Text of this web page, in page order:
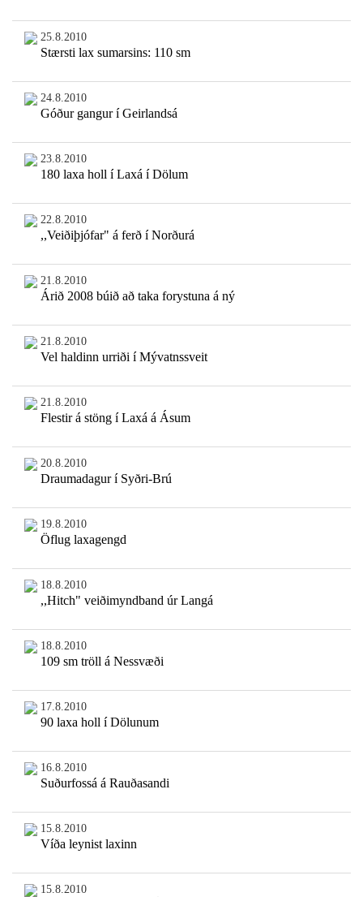
25.8.2010
Stærsti lax sumarsins: 110 sm
24.8.2010
Góður gangur í Geirlandsá
23.8.2010
180 laxa holl í Laxá í Dölum
22.8.2010
,,Veiðiþjófar" á ferð í Norðurá
21.8.2010
Árið 2008 búið að taka forystuna á ný
21.8.2010
Vel haldinn urriði í Mývatnssveit
21.8.2010
Flestir á stöng í Laxá á Ásum
20.8.2010
Draumadagur í Syðri-Brú
19.8.2010
Öflug laxagengd
18.8.2010
,,Hitch" veiðimyndband úr Langá
18.8.2010
109 sm tröll á Nessvæði
17.8.2010
90 laxa holl í Dölunum
16.8.2010
Suðurfossá á Rauðasandi
15.8.2010
Víða leynist laxinn
15.8.2010